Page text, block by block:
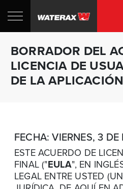
BORRADOR DEL
LICENCIA DE
DE LA
FECHA: VIERNES, 3
ESTE ACUERDO DE
FINAL ("EULA", EN
LEGAL ENTRE USTED